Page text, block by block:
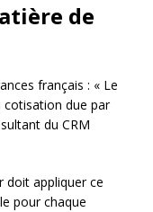
de
français : « Le
cotisation due par
du CRM
doit appliquer ce
pour chaque